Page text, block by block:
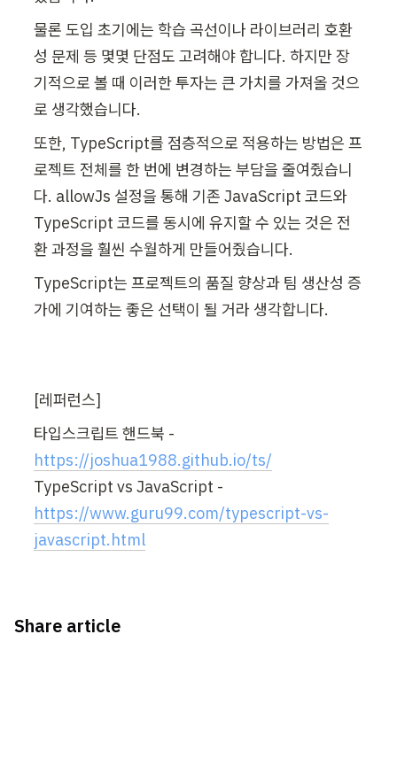
물론 도입 초기에는 학습 곡선이나 라이브러리 호환
성 문제 등 몇몇 단점도 고려해야 합니다. 하지만 장
기적으로 볼 때 이러한 투자는 큰 가치를 가져올 것으
로 생각했습니다.
또한, TypeScript를 점층적으로 적용하는 방법은 프
로젝트 전체를 한 번에 변경하는 부담을 줄여줬습니
다. allowJs 설정을 통해 기존 JavaScript 코드와
TypeScript 코드를 동시에 유지할 수 있는 것은 전
환 과정을 훨씬 수월하게 만들어줬습니다.
TypeScript는 프로젝트의 품질 향상과 팀 생산성 증
가에 기여하는 좋은 선택이 될 거라 생각합니다.
[레퍼런스]
https://joshua1988.github.io/ts/
https://www.guru99.com/typescript-vs-
javascript.html
Share article